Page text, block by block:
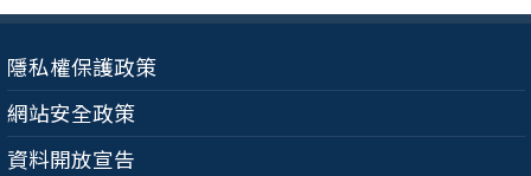
隱私權保護政策
網站安全政策
資料開放宣告